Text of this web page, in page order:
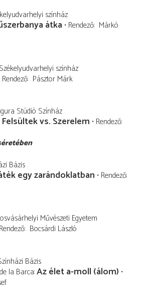
színház
átka Rendező Márkó
Székelyudvarhelyi színház
Rendező Pásztor Márk
Stúdió Színház
Felsültek vs. Szerelem Rendező
Bázis
egy zarándoklatban Rendező
Művészeti Egyetem
Rendező Bocsárdi László
Bázis
la Barca Az élet a-moll (álom)